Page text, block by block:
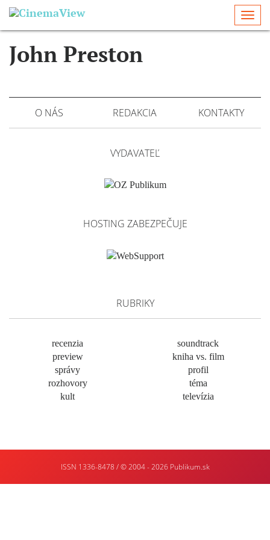
John Preston
O NÁS REDAKCIA KONTAKTY
VYDAVATEĽ
HOSTING ZABEZPEČUJE
RUBRIKY
recenzia
preview
správy
rozhovory
kult
soundtrack
kniha vs. film
profil
téma
televízia
ISSN 1336-8478 / © 2004 - 2026 Publikum.sk